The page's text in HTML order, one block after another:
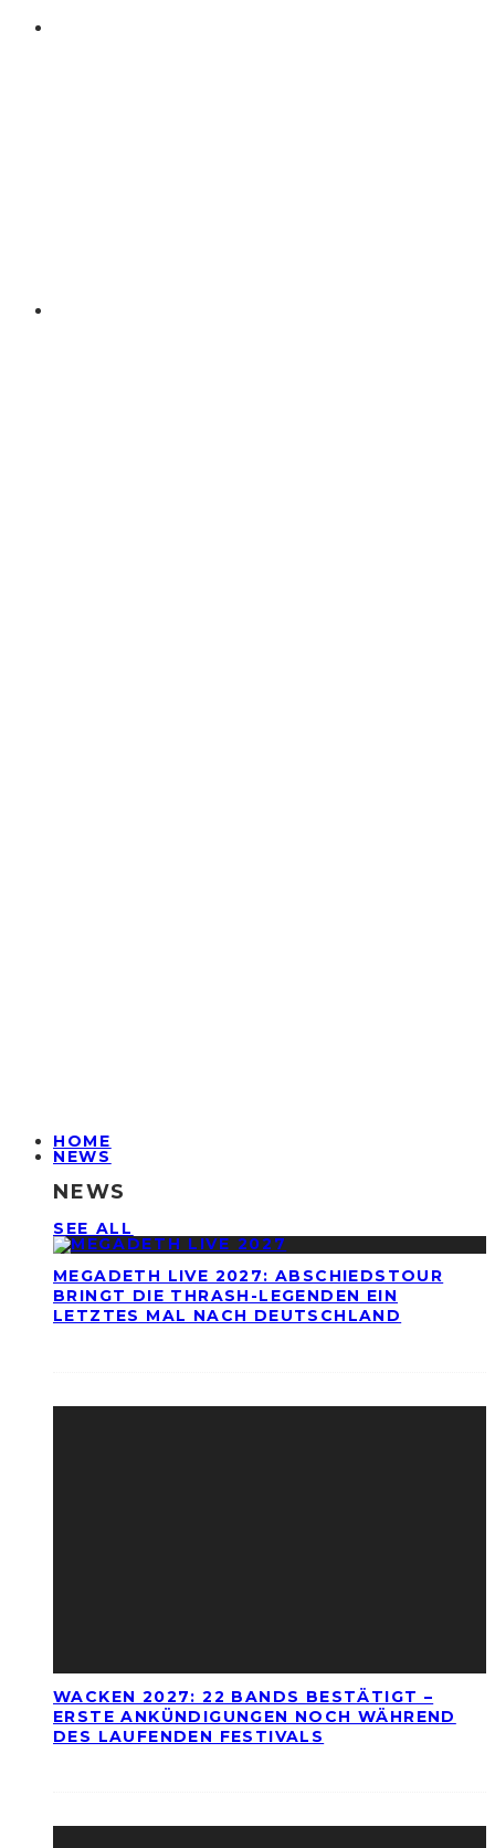
HOME
NEWS
NEWS
SEE ALL
MEGADETH LIVE 2027: ABSCHIEDSTOUR
BRINGT DIE THRASH-LEGENDEN EIN
LETZTES MAL NACH DEUTSCHLAND
WACKEN 2027: 22 BANDS BESTÄTIGT –
ERSTE ANKÜNDIGUNGEN NOCH WÄHREND
DES LAUFENDEN FESTIVALS